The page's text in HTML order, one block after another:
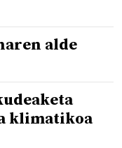
alde
klimatikoa